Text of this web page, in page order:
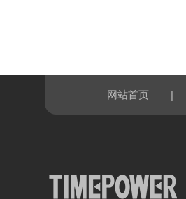
网站首页 |